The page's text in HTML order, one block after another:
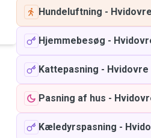
Hundeluftning -
Hjemmebesøg -
Kattepasning - Hvidovre
Pasning af hus -
Kæledyrspasning -